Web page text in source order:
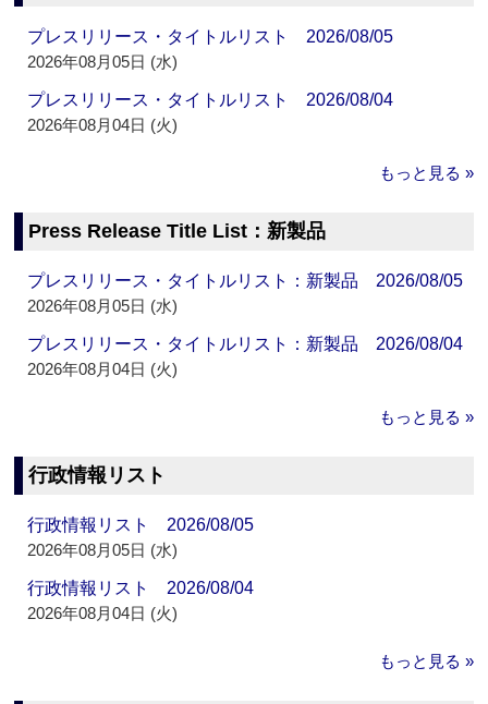
プレスリリース・タイトルリスト 2026/08/05
2026年08月05日 (水)
プレスリリース・タイトルリスト 2026/08/04
2026年08月04日 (火)
もっと見る »
Press Release Title List：新製品
プレスリリース・タイトルリスト：新製品 2026/08/05
2026年08月05日 (水)
プレスリリース・タイトルリスト：新製品 2026/08/04
2026年08月04日 (火)
もっと見る »
行政情報リスト
行政情報リスト 2026/08/05
2026年08月05日 (水)
行政情報リスト 2026/08/04
2026年08月04日 (火)
もっと見る »